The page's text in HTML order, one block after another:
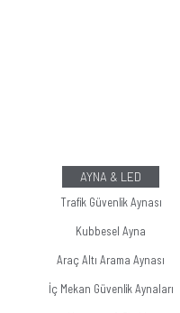
AYNA & LED
Trafik Güvenlik Aynası
Kubbesel Ayna
Araç Altı Arama Aynası
İç Mekan Güvenlik Aynaları